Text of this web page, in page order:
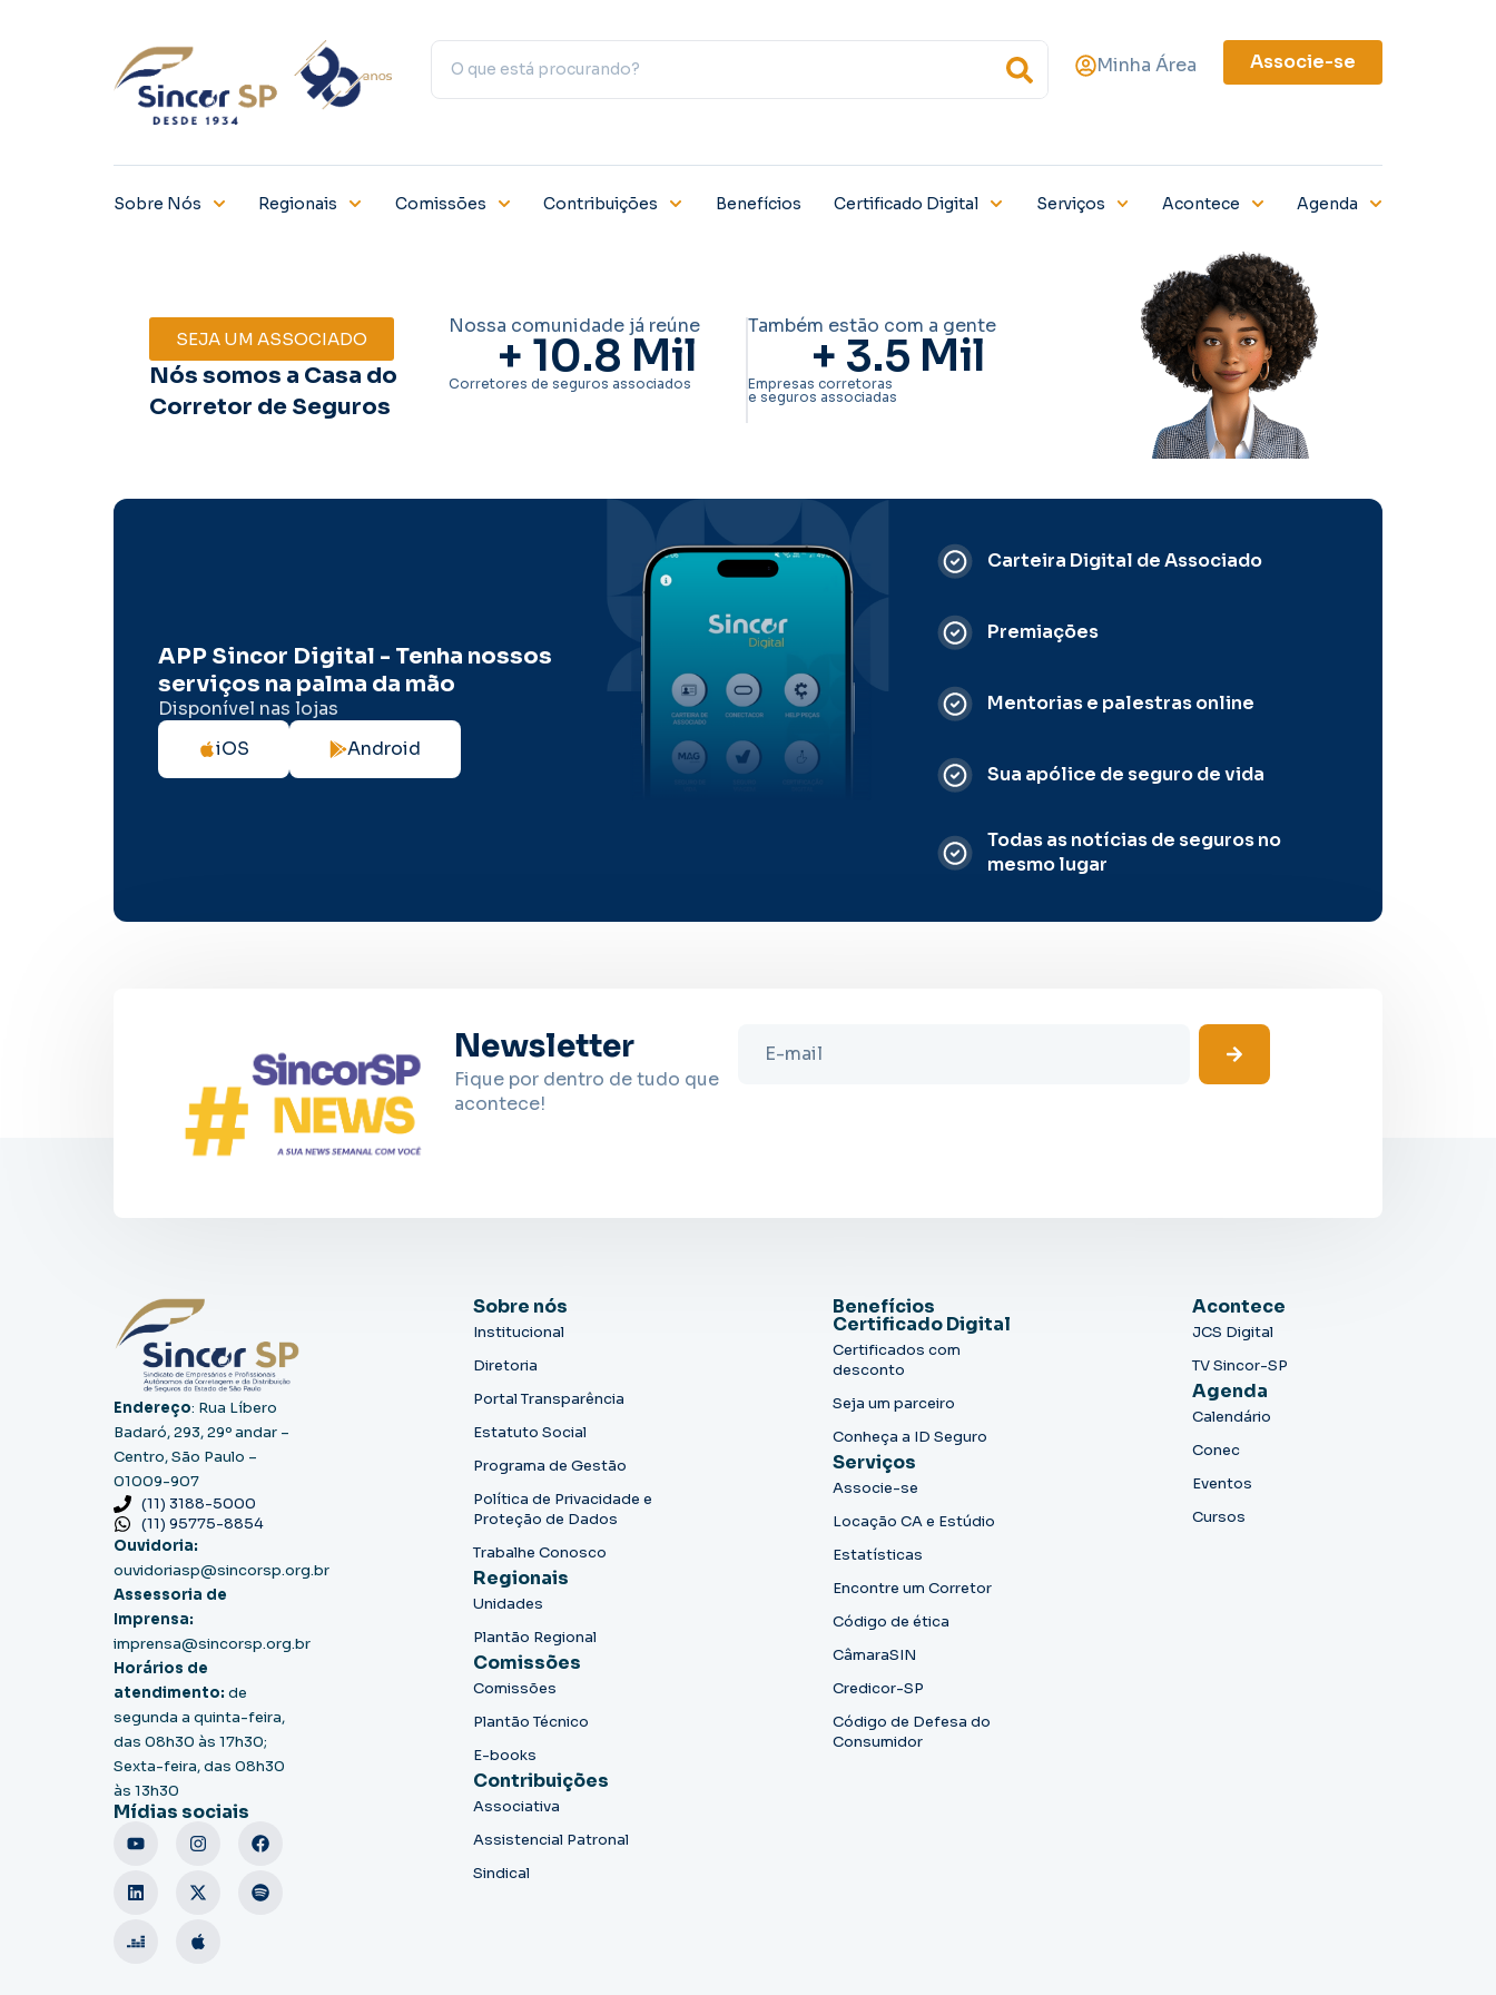
Minha Área Associe-se
Sobre Nós Regionais Comissões Contribuições Benefícios Certificado Digital Serviços Acontece Agenda
SEJA UM ASSOCIADO
Nós somos a Casa do
Corretor de Seguros
Nossa comunidade já reúne
+ 10.8 Mil
Corretores de seguros associados
Também estão com a gente
+ 3.5 Mil
Empresas corretoras
e seguros associadas
APP Sincor Digital - Tenha nossos
serviços na palma da mão
Disponível nas lojas
iOS
Android
Carteira Digital de Associado
Premiações
Mentorias e palestras online
Sua apólice de seguro de vida
Todas as notícias de seguros no
mesmo lugar
Newsletter
Fique por dentro de tudo que
acontece!
Endereço: Rua Líbero
Badaró, 293, 29º andar –
Centro, São Paulo –
01009-907
(11) 3188-5000
(11) 95775-8854
Ouvidoria:
ouvidoriasp@sincorsp.org.br
Assessoria de
Imprensa:
imprensa@sincorsp.org.br
Horários de
atendimento: de
segunda a quinta-feira,
das 08h30 às 17h30;
Sexta-feira, das 08h30
às 13h30
Mídias sociais
Sobre nós
Institucional
Diretoria
Portal Transparência
Estatuto Social
Programa de Gestão
Política de Privacidade e
Proteção de Dados
Trabalhe Conosco
Regionais
Unidades
Plantão Regional
Comissões
Comissões
Plantão Técnico
E-books
Contribuições
Associativa
Assistencial Patronal
Sindical
Benefícios
Certificado Digital
Certificados com
desconto
Seja um parceiro
Conheça a ID Seguro
Serviços
Associe-se
Locação CA e Estúdio
Estatísticas
Encontre um Corretor
Código de ética
CâmaraSIN
Credicor-SP
Código de Defesa do
Consumidor
Acontece
JCS Digital
TV Sincor-SP
Agenda
Calendário
Conec
Eventos
Cursos